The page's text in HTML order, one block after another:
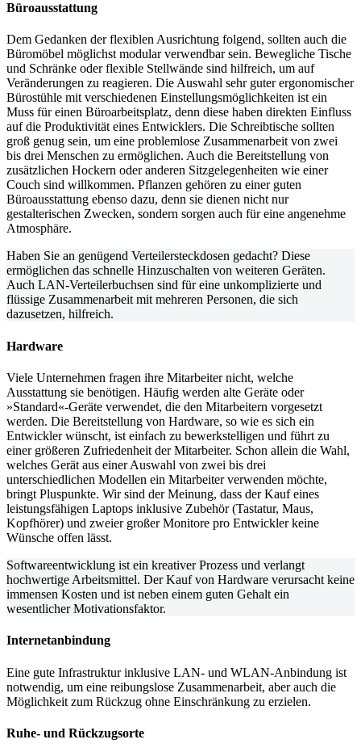
Büroausstattung
Dem Gedanken der flexiblen Ausrichtung folgend, sollten auch die
Büromöbel möglichst modular verwendbar sein. Bewegliche Tische
und Schränke oder flexible Stellwände sind hilfreich, um auf
Veränderungen zu reagieren. Die Auswahl sehr guter ergonomischer
Bürostühle mit verschiedenen Einstellungsmöglichkeiten ist ein
Muss für einen Büroarbeitsplatz, denn diese haben direkten Einfluss
auf die Produktivität eines Entwicklers. Die Schreibtische sollten
groß genug sein, um eine problemlose Zusammenarbeit von zwei
bis drei Menschen zu ermöglichen. Auch die Bereitstellung von
zusätzlichen Hockern oder anderen Sitzgelegenheiten wie einer
Couch sind willkommen. Pflanzen gehören zu einer guten
Büroausstattung ebenso dazu, denn sie dienen nicht nur
gestalterischen Zwecken, sondern sorgen auch für eine angenehme
Atmosphäre.
Haben Sie an genügend Verteilersteckdosen gedacht? Diese
ermöglichen das schnelle Hinzuschalten von weiteren Geräten.
Auch LAN-Verteilerbuchsen sind für eine unkomplizierte und
flüssige Zusammenarbeit mit mehreren Personen, die sich
dazusetzen, hilfreich.
Hardware
Viele Unternehmen fragen ihre Mitarbeiter nicht, welche
Ausstattung sie benötigen. Häufig werden alte Geräte oder
»Standard«-Geräte verwendet, die den Mitarbeitern vorgesetzt
werden. Die Bereitstellung von Hardware, so wie es sich ein
Entwickler wünscht, ist einfach zu bewerkstelligen und führt zu
einer größeren Zufriedenheit der Mitarbeiter. Schon allein die Wahl,
welches Gerät aus einer Auswahl von zwei bis drei
unterschiedlichen Modellen ein Mitarbeiter verwenden möchte,
bringt Pluspunkte. Wir sind der Meinung, dass der Kauf eines
leistungsfähigen Laptops inklusive Zubehör (Tastatur, Maus,
Kopfhörer) und zweier großer Monitore pro Entwickler keine
Wünsche offen lässt.
Softwareentwicklung ist ein kreativer Prozess und verlangt
hochwertige Arbeitsmittel. Der Kauf von Hardware verursacht keine
immensen Kosten und ist neben einem guten Gehalt ein
wesentlicher Motivationsfaktor.
Internetanbindung
Eine gute Infrastruktur inklusive LAN- und WLAN-Anbindung ist
notwendig, um eine reibungslose Zusammenarbeit, aber auch die
Möglichkeit zum Rückzug ohne Einschränkung zu erzielen.
Ruhe- und Rückzugsorte